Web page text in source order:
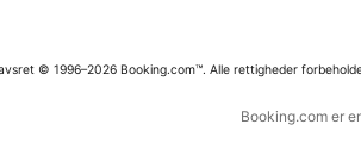
© 1996–2026 Booking.com™. Alle rettigheder
Booking.com er